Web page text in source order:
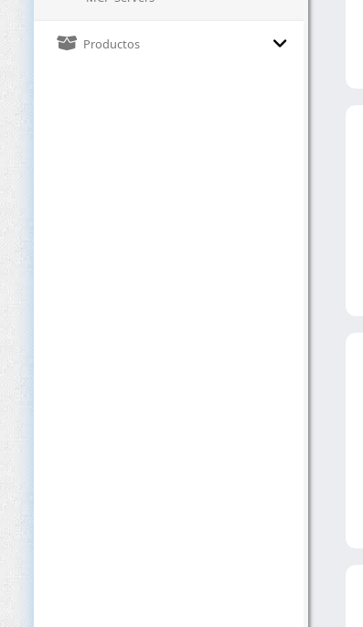
Productos